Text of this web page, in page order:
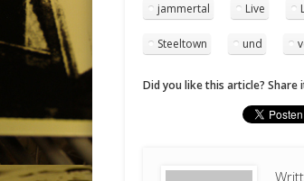
jammertal Live
Steeltown und
Did you like this article?